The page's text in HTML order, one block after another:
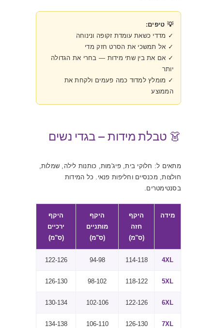
💡 טיפים:
✓ מדדי כשאת עומדת זקופה ונינוחה
✓ אל תמשכי את הסרט חזק מדי
✓ אם את בין שתי מידות — בחרי את הגדולה
יותר
✓ מומלץ למדוד כמה פעמים ולקחת את
הממוצע
👗 טבלת מידות — בגדי נשים
מתאים ל: חלוקי בית, פיג'מות, כותנות לילה, שמלות,
חולצות, מכנסיים וחליפות פנאי. כל המידות
בסנטימטרים.
מידה
היקף
חזה
(ס"מ)
היקף
מותניים
(ס"מ)
היקף
ירכיים
(ס"מ)
4XL
114-118
94-98
122-126
5XL
118-122
98-102
126-130
6XL
122-126
102-106
130-134
7XL
126-130
106-110
134-138